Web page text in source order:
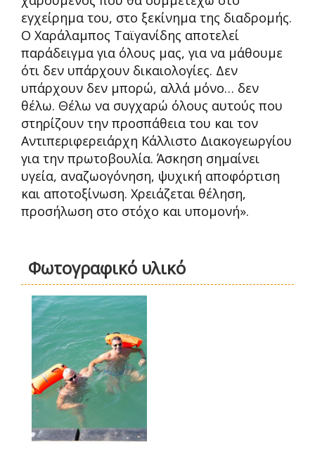
εγχείρημα του, στο ξεκίνημα της διαδρομής.
Ο Χαράλαμπος Ταϊγανίδης αποτελεί
παράδειγμα για όλους μας, για να μάθουμε
ότι δεν υπάρχουν δικαιολογίες. Δεν
υπάρχουν δεν μπορώ, αλλά μόνο… δεν
θέλω. Θέλω να συγχαρώ όλους αυτούς που
στηρίζουν την προσπάθεια του και τον
Αντιπεριφερειάρχη Κάλλιστο Διακογεωργίου
για την πρωτοβουλία. Άσκηση σημαίνει
υγεία, αναζωογόνηση, ψυχική αποφόρτιση
και αποτοξίνωση. Χρειάζεται θέληση,
προσήλωση στο στόχο και υπομονή».
Φωτογραφικό υλικό